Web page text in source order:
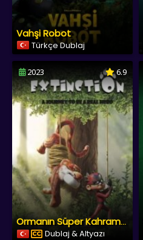
Vahşi Robot
Türkçe Dublaj
2023 6.9
Ormanın Süper Kahramanı
Dublaj & Altyazı